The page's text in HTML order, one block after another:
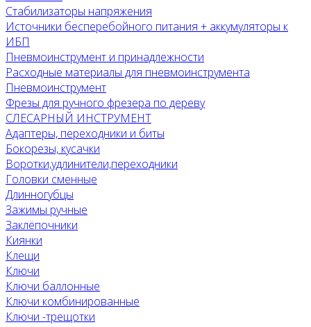
Стабилизаторы напряжения
Источники бесперебойного питания + аккумуляторы к
ИБП
Пневмоинструмент и принадлежности
Расходные материалы для пневмоинструмента
Пневмоинструмент
Фрезы для ручного фрезера по дереву
СЛЕСАРНЫЙ ИНСТРУМЕНТ
Адаптеры, переходники и биты
Бокорезы, кусачки
Воротки,удлинители,переходники
Головки сменные
Длинногубцы
Зажимы ручные
Заклёпочники
Киянки
Клещи
Ключи
Ключи баллонные
Ключи комбинированные
Ключи -трещотки